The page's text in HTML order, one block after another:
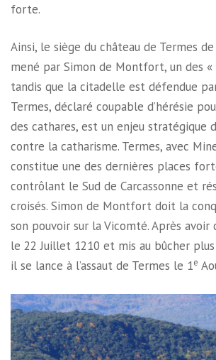
forte.
Ainsi, le siège du château de Termes
mené par Simon de Montfort, un des «
tandis que la citadelle est défendue
Termes, déclaré coupable d’hérésie
des cathares, est un enjeu stratégique
contre la catharisme. Termes, avec
constitue une des dernières places
contrôlant le Sud de Carcassonne et
croisés. Simon de Montfort doit la
son pouvoir sur la Vicomté. Après avoir
le 22 Juillet 1210 et mis au bûcher
il se lance à l’assaut de Termes le 1e